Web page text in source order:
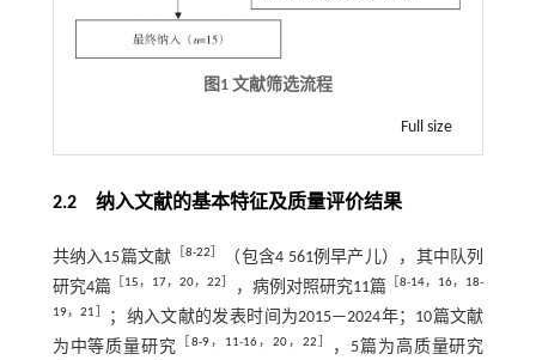
图1 文献筛选流程
Full size
2.2 纳入文献的基本特征及质量评价结果
共纳入15篇文献 8-22
（包含4 561例早产儿），其中队列
研究4篇
15， 17，20，22 ，病例对照研究11篇 ［8-14， 16， 18-
19，21
；纳入文献的发表时间为2015—2024年；10篇文献
为中等质量研究
［8-9， 11-16，20， 22 ，5篇为高质量研究